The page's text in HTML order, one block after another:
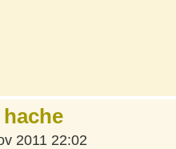
2011 22:02